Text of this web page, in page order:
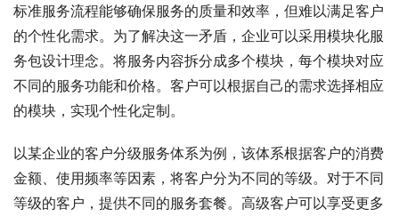
标准服务流程能够确保服务的质量和效率，但难以满足客户
的个性化需求。为了解决这一矛盾，企业可以采用模块化服
务包设计理念。将服务内容拆分成多个模块，每个模块对应
不同的服务功能和价格。客户可以根据自己的需求选择相应
的模块，实现个性化定制。
以某企业的客户分级服务体系为例，该体系根据客户的消费
金额、使用频率等因素，将客户分为不同的等级。对于不同
等级的客户，提供不同的服务套餐。高级客户可以享受更多